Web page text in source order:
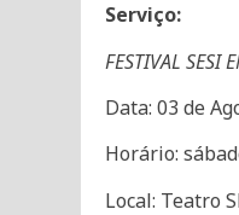
Serviço:
FESTIVAL SESI
Data: 03 de
Horário:
Local: Teatro